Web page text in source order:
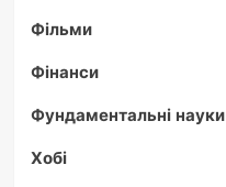
Фільми
Фінанси
Фундаментальні науки
Хобі